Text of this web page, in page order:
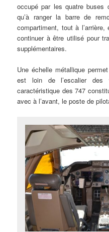
occupé par les quatre
qu’à ranger la barre de
compartiment, tout à
continuer à être utilisé pour
supplémentaires.
Une échelle métallique
est loin de l’escalier des
caractéristique des 747
avec à l’avant, le poste de